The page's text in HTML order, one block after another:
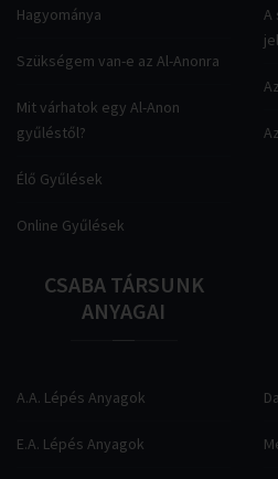
Hagyománya
Szükségem van-e az Al-Anonra
Mit várhatok egy Al-Anon
gyűléstől?
Élő Gyűlések
Online Gyűlések
A
CSABA TÁRSUNK
ANYAGAI
A.A. Lépés Anyagok
E.A. Lépés Anyagok